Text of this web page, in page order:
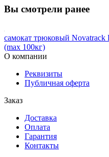
Вы смотрели ранее
самокат трюковый Novatrack
(max 100кг)
О компании
Реквизиты
Публичная оферта
Заказ
Доставка
Оплата
Гарантия
Контакты